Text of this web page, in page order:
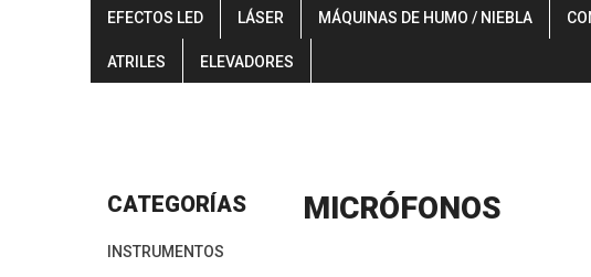
EFECTOS LED LÁSER MÁQUINAS DE HUMO / NIEBLA
ATRILES ELEVADORES
MICRÓFONOS
CATEGORÍAS
INSTRUMENTOS